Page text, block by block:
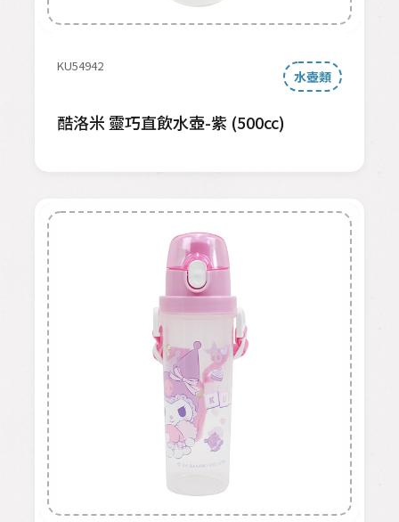
KU54942
水壺類
酷洛米 靈巧直飲水壺-紫 (500cc)